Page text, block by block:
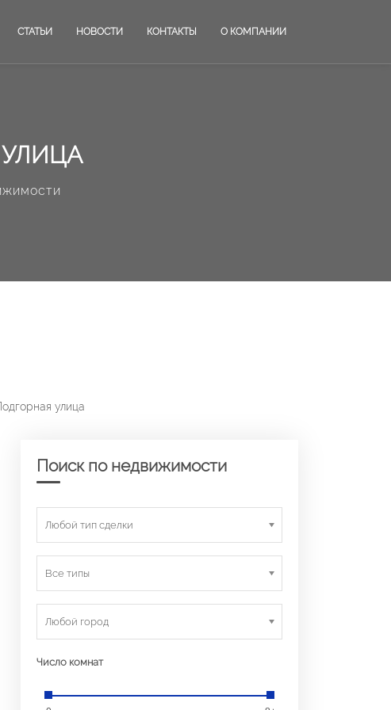
СТАТЬИ НОВОСТИ КОНТАКТЫ О КОМПАНИИ
улица
Поиск по недвижимости
Любой тип сделки
Все типы
Любой город
Число комнат